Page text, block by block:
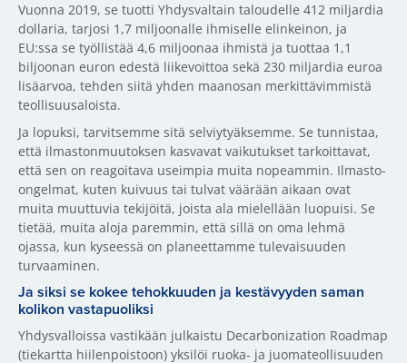
Vuonna 2019, se tuotti Yhdysvaltain taloudelle 412 miljardia
dollaria, tarjosi 1,7 miljoonalle ihmiselle elinkeinon, ja
EU:ssa se työllistää 4,6 miljoonaa ihmistä ja tuottaa 1,1
biljoonan euron edestä liikevoittoa sekä 230 miljardia euroa
lisäarvoa, tehden siitä yhden maanosan merkittävimmistä
teollisuusaloista.
Ja lopuksi, tarvitsemme sitä selviytyäksemme. Se tunnistaa,
että ilmastonmuutoksen kasvavat vaikutukset tarkoittavat,
että sen on reagoitava useimpia muita nopeammin. Ilmasto-
ongelmat, kuten kuivuus tai tulvat väärään aikaan ovat
muita muuttuvia tekijöitä, joista ala mielellään luopuisi. Se
tietää, muita aloja paremmin, että sillä on oma lehmä
ojassa, kun kyseessä on planeettamme tulevaisuuden
turvaaminen.
Ja siksi se kokee tehokkuuden ja kestävyyden saman
kolikon vastapuoliksi
Yhdysvalloissa vastikään julkaistu Decarbonization Roadmap
(tiekartta hiilenpoistoon) yksilöi ruoka- ja juomateollisuuden